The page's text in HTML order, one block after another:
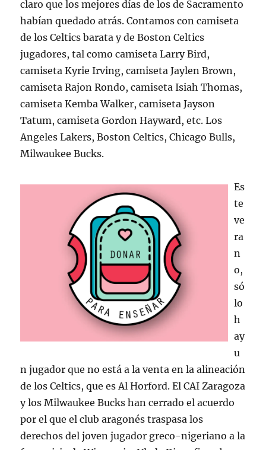
claro que los mejores días de los de Sacramento
habían quedado atrás. Contamos con camiseta
de los Celtics barata y de Boston Celtics
jugadores, tal como camiseta Larry Bird,
camiseta Kyrie Irving, camiseta Jaylen Brown,
camiseta Rajon Rondo, camiseta Isiah Thomas,
camiseta Kemba Walker, camiseta Jayson
Tatum, camiseta Gordon Hayward, etc. Los
Angeles Lakers, Boston Celtics, Chicago Bulls,
Milwaukee Bucks.
Es
te
ve
ra
n
o,
só
lo
h
ay
u
n jugador que no está a la venta en la alineación
de los Celtics, que es Al Horford. El CAI Zaragoza
y los Milwaukee Bucks han cerrado el acuerdo
por el que el club aragonés traspasa los
derechos del joven jugador greco-nigeriano a la